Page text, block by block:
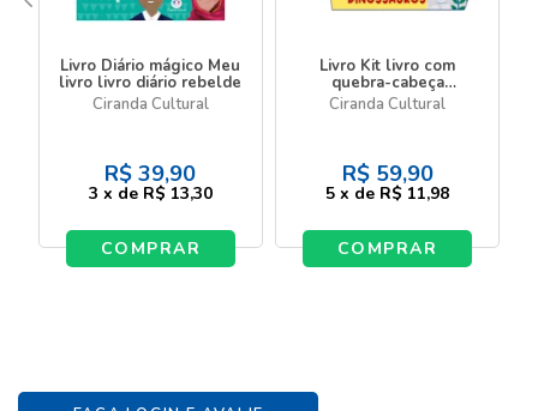
Livro Diário mágico Meu
livro livro diário rebelde
Ciranda Cultural
R$ 39,90
3 x de R$ 13,30
COMPRAR
Livro Kit livro com
quebra-cabeça
Dinossauros - Livro com
Ciranda Cultural
R$ 59,90
5 x de R$ 11,98
COMPRAR